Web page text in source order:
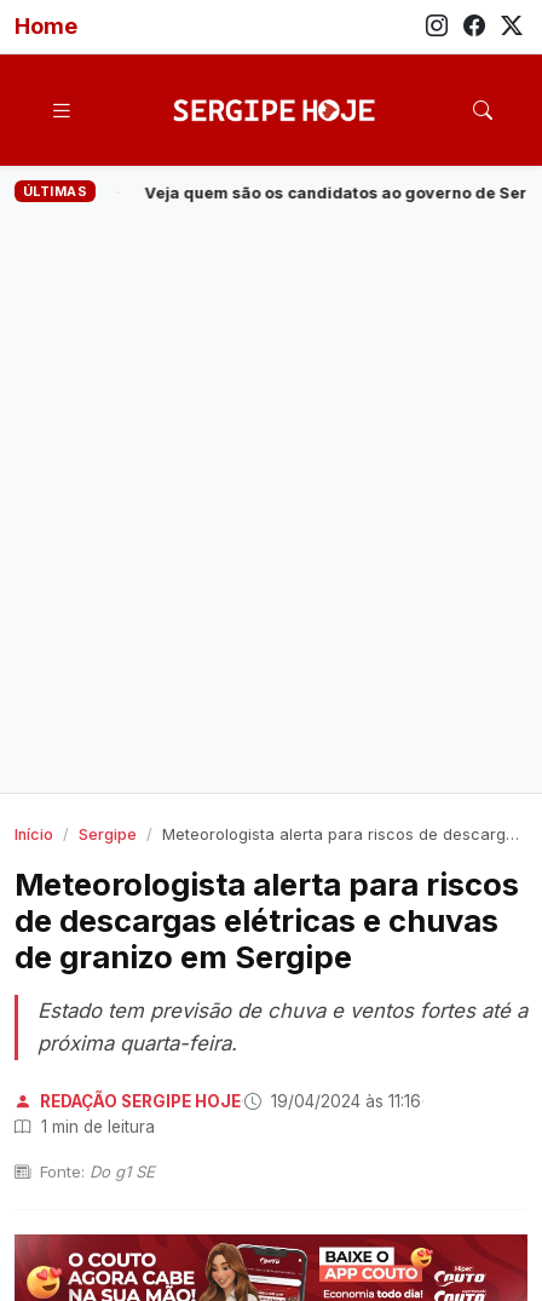
Home
ÚLTIMAS
são os candidatos ao governo de Sergipe em 2026 ·
Início Sergipe Meteorologista alerta para riscos de descargas elétricas e chuvas de granizo em Sergipe
Meteorologista alerta para riscos
de descargas elétricas e chuvas
de granizo em Sergipe
Estado tem previsão de chuva e ventos fortes até a
próxima quarta-feira.
REDAÇÃO SERGIPE HOJE· 19/04/2024 às 11:16·
1 min de leitura
Fonte: Do g1 SE